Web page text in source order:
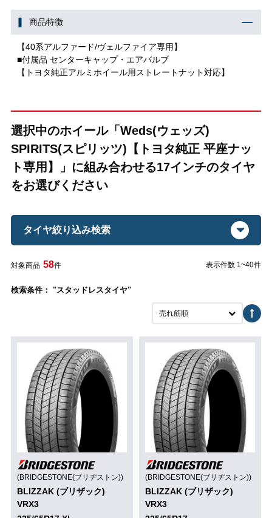
商品特徴
【40系アルファード/ヴェルファイア専用】
■付属品 センターキャップ・エアバルブ
【トヨタ純正アルミホイール用ストレートナット対応】
選択中のホイール「Weds(ウェッズ)
SPIRITS(スピリッツ)【トヨタ純正 平座ナッ
ト専用】」に組み合わせる17インチのタイヤ
をお選びください
タイヤ絞り込み検索
対象商品 58件 表示件数 1~40件
検索条件： "スタッドレスタイヤ"
売れ筋順
(BRIDGESTONE(ブリヂストン))
BLIZZAK (ブリザック)
VRX3
(BRIDGESTONE(ブリヂストン))
BLIZZAK (ブリザック)
VRX3